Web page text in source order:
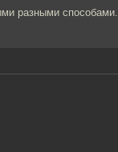
разными способами.